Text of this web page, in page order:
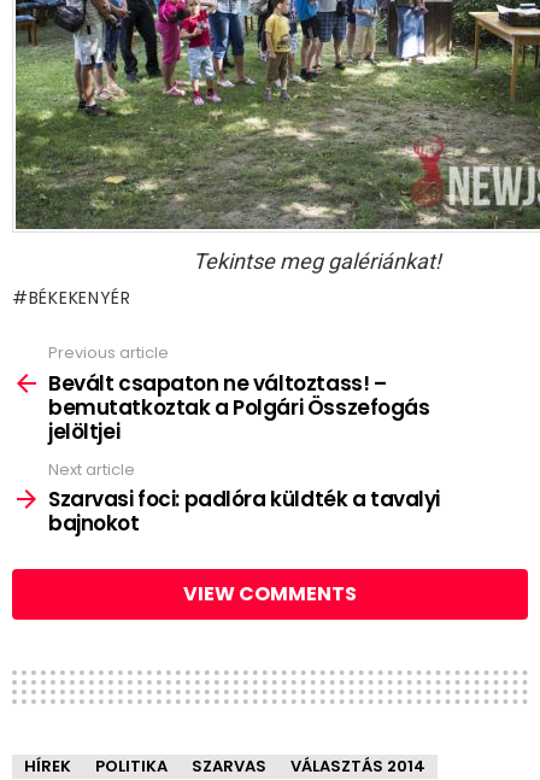
Tekintse meg galériánkat!
BÉKEKENYÉR
more
Previous article
Bevált csapaton ne változtass! –
bemutatkoztak a Polgári Összefogás
jelöltjei
Next article
Szarvasi foci: padlóra küldték a tavalyi
bajnokot
VIEW COMMENTS
HÍREK POLITIKA SZARVAS VÁLASZTÁS 2014